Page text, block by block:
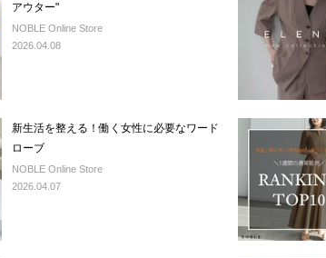
アウター"
NOBLE Online Store
2026.04.08
新生活を整える！働く女性に必要なワード
ローブ
NOBLE Online Store
2026.04.07